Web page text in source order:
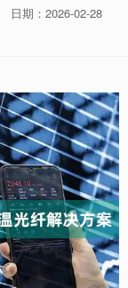
日期：2026-02-28